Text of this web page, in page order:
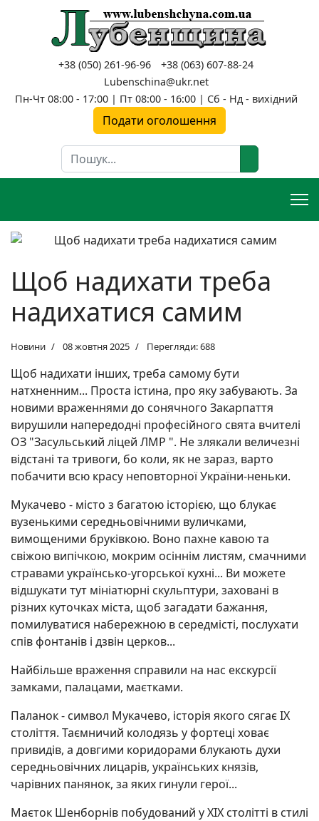
+38 (050) 261-96-96
+38 (063) 607-88-24
Lubenschina@ukr.net
Пн-Чт 08:00 - 17:00 | Пт 08:00 - 16:00 | Сб - Нд - вихідний
Подати оголошення
Пошук
Щоб надихати треба
надихатися самим
Новини 08 жовтня 2025 Перегляди: 688
Щоб надихати інших, треба самому бути
натхненним... Проста істина, про яку забувають. За
новими враженнями до сонячного Закарпаття
вирушили напередодні професійного свята вчителі
ОЗ "Засульський ліцей ЛМР ". Не злякали величезні
відстані та тривоги, бо коли, як не зараз, варто
побачити всю красу неповторної України-неньки.
Мукачево - місто з багатою історією, що блукає
вузенькими середньовічними вуличками,
вимощеними бруківкою. Воно пахне кавою та
свіжою випічкою, мокрим осіннім листям, смачними
стравами українсько-угорської кухні... Ви можете
відшукати тут мініатюрні скульптури, заховані в
різних куточках міста, щоб загадати бажання,
помилуватися набережною в середмісті, послухати
спів фонтанів і дзвін церков...
Найбільше враження справили на нас екскурсії
замками, палацами, маєтками.
Паланок - символ Мукачево, історія якого сягає IX
століття. Таємничий колодязь у фортеці ховає
привидів, а довгими коридорами блукають духи
середньовічних лицарів, українських князів,
чарівних панянок, за яких гинули герої...
Маєток Шенборнів побудований у XIX столітті в стилі